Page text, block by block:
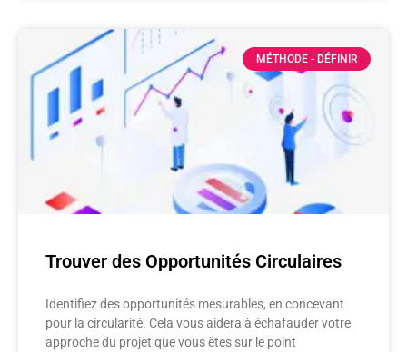
MÉTHODE - DÉFINIR
Trouver des Opportunités Circulaires
Identifiez des opportunités mesurables, en concevant
pour la circularité. Cela vous aidera à échafauder votre
approche du projet que vous êtes sur le point